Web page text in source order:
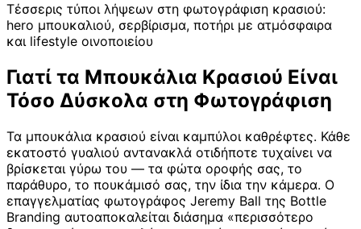
Τέσσερις τύποι λήψεων στη φωτογράφιση κρασιού:
hero μπουκαλιού, σερβίρισμα, ποτήρι με ατμόσφαιρα
και lifestyle οινοποιείου
Γιατί τα Μπουκάλια Κρασιού Είναι
Τόσο Δύσκολα στη Φωτογράφιση
Τα μπουκάλια κρασιού είναι καμπύλοι καθρέφτες. Κάθε
εκατοστό γυαλιού αντανακλά οτιδήποτε τυχαίνει να
βρίσκεται γύρω του — τα φώτα οροφής σας, το
παράθυρο, το πουκάμισό σας, την ίδια την κάμερα. Ο
επαγγελματίας φωτογράφος Jeremy Ball της Bottle
Branding αυτοαποκαλείται διάσημα «περισσότερο